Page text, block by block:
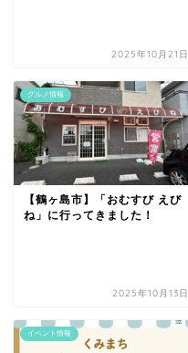
2025年10月21日
グルメ情報
【鶴ヶ島市】「おむすび えび
ね」に行ってきました！
2025年10月13日
イベント情報